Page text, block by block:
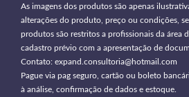
As imagens dos produtos são apenas
alterações do produto, preço ou condições,
produtos são restritos a profissionais da área
cadastro prévio com a apresentação de
Contato: expand.consultoria@hotmail.com
Pague via pag seguro, cartão ou boleto
à análise, confirmação de dados e estoque.